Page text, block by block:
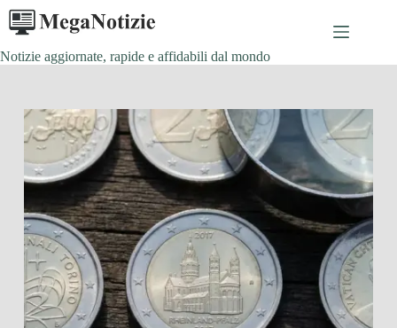
Salta
contenuto
Notizie aggiornate, rapide e affidabili dal mondo